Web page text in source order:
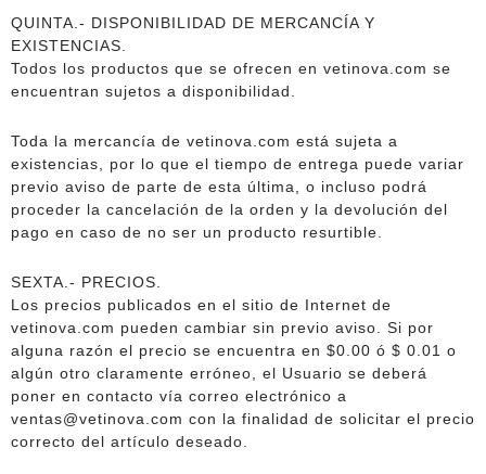
QUINTA.- DISPONIBILIDAD DE MERCANCÍA Y
EXISTENCIAS.
Todos los productos que se ofrecen en vetinova.com se
encuentran sujetos a disponibilidad.
Toda la mercancía de vetinova.com está sujeta a
existencias, por lo que el tiempo de entrega puede variar
previo aviso de parte de esta última, o incluso podrá
proceder la cancelación de la orden y la devolución del
pago en caso de no ser un producto resurtible.
SEXTA.- PRECIOS.
Los precios publicados en el sitio de Internet de
vetinova.com pueden cambiar sin previo aviso. Si por
alguna razón el precio se encuentra en $0.00 ó $ 0.01 o
algún otro claramente erróneo, el Usuario se deberá
poner en contacto vía correo electrónico a
ventas@vetinova.com con la finalidad de solicitar el precio
correcto del artículo deseado.